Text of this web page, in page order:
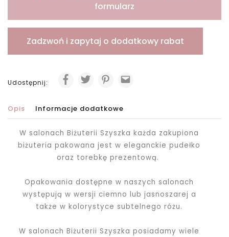
formularz
Zadzwoń i zapytaj o dodatkowy rabat
Udostępnij:
Opis Informacje dodatkowe
W salonach Biżuterii Szyszka każda zakupiona
biżuteria pakowana jestw eleganckie pudełko
oraz torebkę prezentową.
Opakowania dostępne w naszych salonach
występują w wersji ciemno lub jasnoszarej a
także w kolorystyce subtelnego różu.
W salonach Biżuterii Szyszka posiadamy wiele